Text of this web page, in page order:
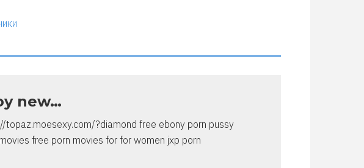
new…
?diamond free ebony porn pussy
free porn movies for for women jxp porn